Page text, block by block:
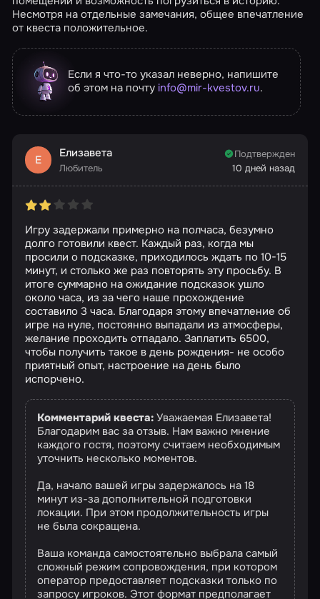
Несмотря на отдельные замечания, общее впечатление
от квеста положительное.
Если я что-то указал неверно, напишите
об этом на почту info@mir-kvestov.ru.
Е Елизавета
Любитель
Подтвержден
10 дней назад
Игру задержали примерно на полчаса, безумно
долго готовили квест. Каждый раз, когда мы
просили о подсказке, приходилось ждать по 10-15
минут, и столько же раз повторять эту просьбу. В
итоге суммарно на ожидание подсказок ушло
около часа, из за чего наше прохождение
составило 3 часа. Благодаря этому впечатление об
игре на нуле, постоянно выпадали из атмосферы,
желание проходить отпадало. Заплатить 6500,
чтобы получить такое в день рождения- не особо
приятный опыт, настроение на день было
испорчено.
Комментарий квеста: Уважаемая Елизавета!
Благодарим вас за отзыв. Нам важно мнение
каждого гостя, поэтому считаем необходимым
уточнить несколько моментов.
Да, начало вашей игры задержалось на 18
минут из-за дополнительной подготовки
локации. При этом продолжительность игры
не была сокращена.
Ваша команда самостоятельно выбрала самый
сложный режим сопровождения, при котором
оператор предоставляет подсказки только по
запросу игроков. Этот формат предполагает